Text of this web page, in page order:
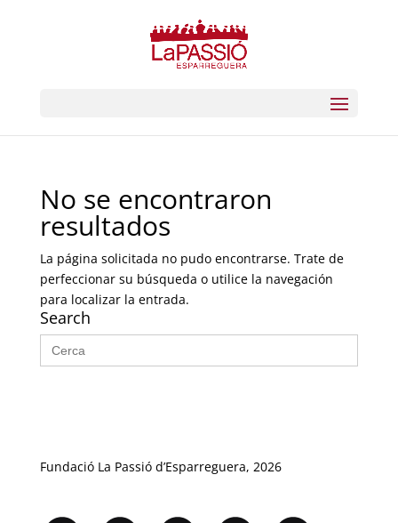
No se encontraron
resultados
La página solicitada no pudo encontrarse. Trate de
perfeccionar su búsqueda o utilice la navegación
para localizar la entrada.
Search
Buscar:
Fundació La Passió d’Esparreguera, 2026